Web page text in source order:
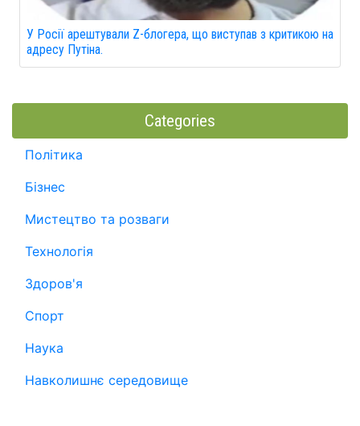
У Росії арештували Z-блогера, що виступав з критикою на
адресу Путіна.
Categories
Політика
Бізнес
Мистецтво та розваги
Технологія
Здоров'я
Спорт
Наука
Навколишнє середовище